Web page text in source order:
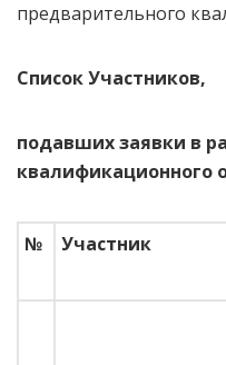
предварительного
Список Участников,
подавших заявки в
квалификационного
№ Участник